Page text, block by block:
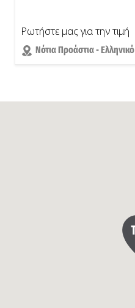
Ρωτήστε μας για την τιμή
Νότια Προάστια - Ελληνικό